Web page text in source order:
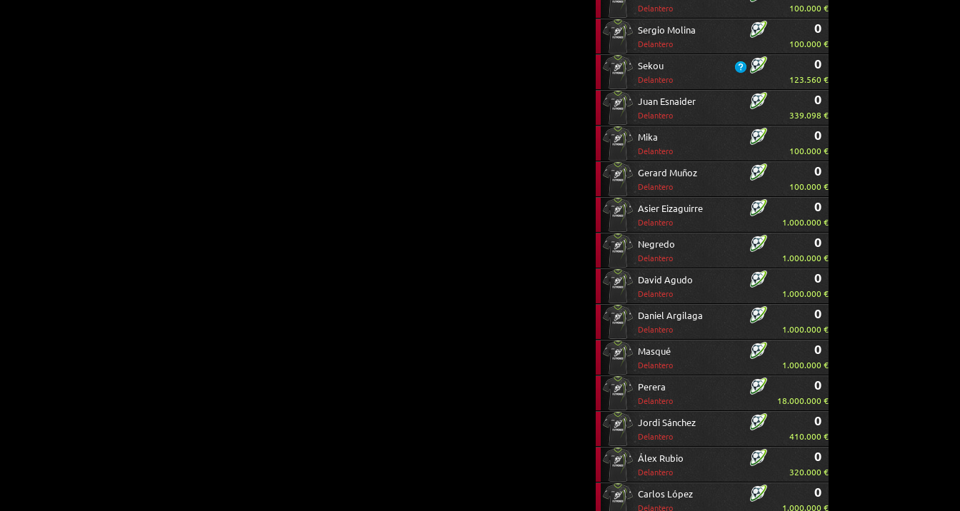
Delantero 100.000 €
Sergio Molina
Delantero
0
100.000 €
Sekou
Delantero
0
123.560 €
Juan Esnaider
Delantero
0
339.098 €
Mika
Delantero
0
100.000 €
Gerard Muñoz
Delantero
0
100.000 €
Asier Eizaguirre
Delantero
0
1.000.000 €
Negredo
Delantero
0
1.000.000 €
David Agudo
Delantero
0
1.000.000 €
Daniel Argilaga
Delantero
0
1.000.000 €
Masqué
Delantero
0
1.000.000 €
Perera
Delantero
0
18.000.000 €
Jordi Sánchez
Delantero
0
410.000 €
Álex Rubio
Delantero
0
320.000 €
Carlos López
Delantero
0
1.000.000 €